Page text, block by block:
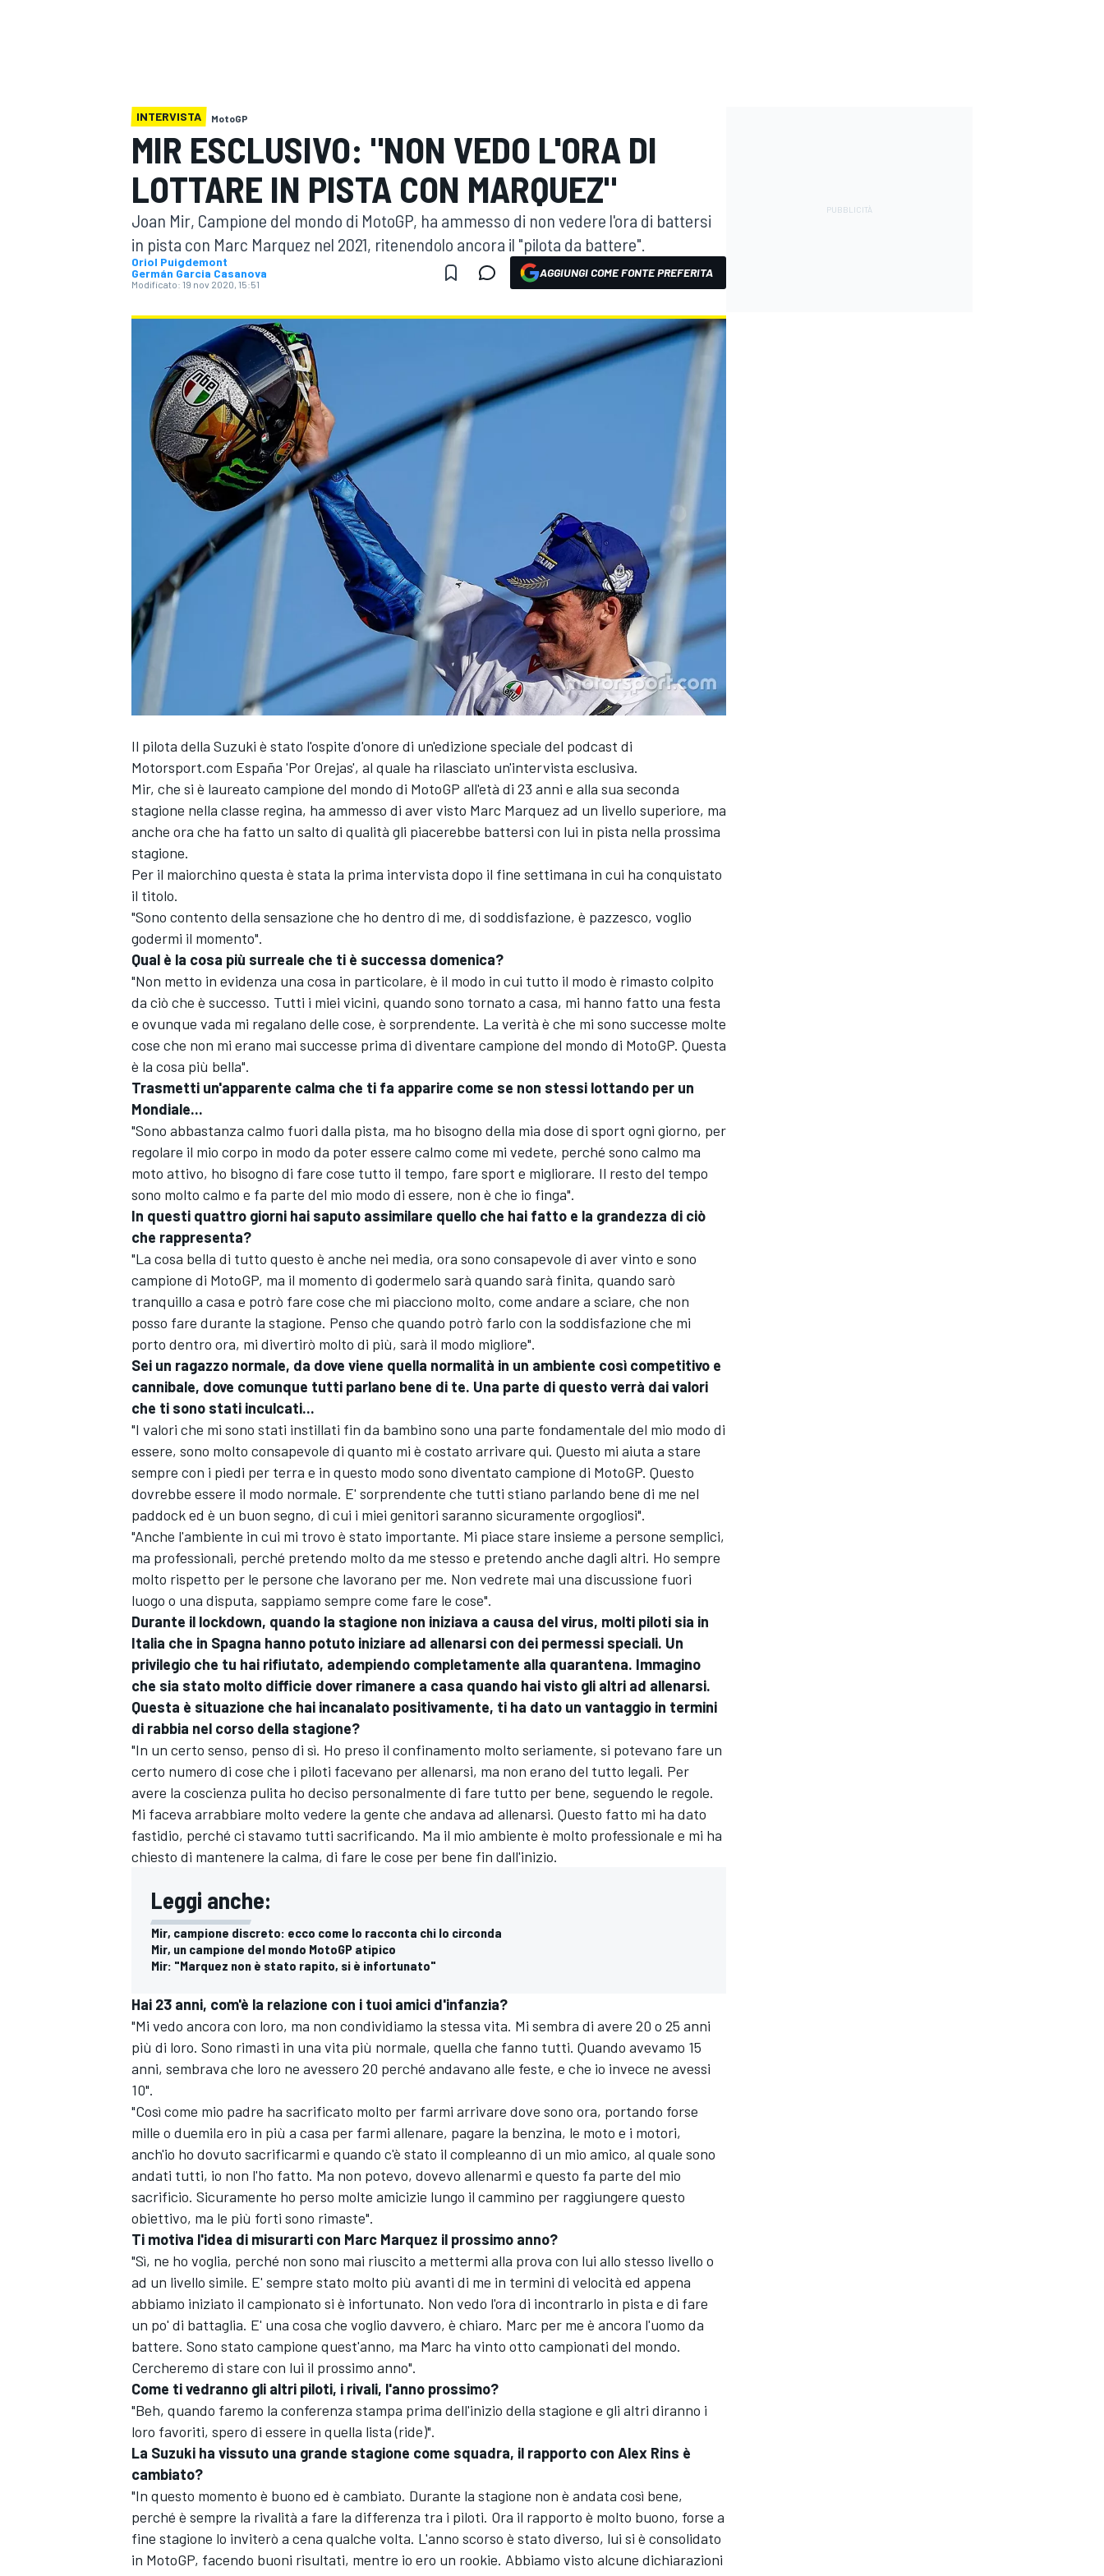
WRC
MONOPOSTO
ENDURANCE/GT
MONOMARCA
RALLY
INTERVISTA MotoGP
MIR ESCLUSIVO: "NON VEDO L'ORA DI
LOTTARE IN PISTA CON MARQUEZ"
Joan Mir, Campione del mondo di MotoGP, ha ammesso di non vedere l'ora di battersi
in pista con Marc Marquez nel 2021, ritenendolo ancora il "pilota da battere".
Oriol Puigdemont
Germán Garcia Casanova
Modificato: 19 nov 2020, 15:51
AGGIUNGI COME FONTE PREFERITA
Il pilota della Suzuki è stato l'ospite d'onore di un'edizione speciale del podcast di
Motorsport.com España 'Por Orejas', al quale ha rilasciato un'intervista esclusiva.
Mir, che si è laureato campione del mondo di MotoGP all'età di 23 anni e alla sua seconda
stagione nella classe regina, ha ammesso di aver visto Marc Marquez ad un livello superiore, ma
anche ora che ha fatto un salto di qualità gli piacerebbe battersi con lui in pista nella prossima
stagione.
Per il maiorchino questa è stata la prima intervista dopo il fine settimana in cui ha conquistato
il titolo.
"Sono contento della sensazione che ho dentro di me, di soddisfazione, è pazzesco, voglio
godermi il momento".
Qual è la cosa più surreale che ti è successa domenica?
"Non metto in evidenza una cosa in particolare, è il modo in cui tutto il modo è rimasto colpito
da ciò che è successo. Tutti i miei vicini, quando sono tornato a casa, mi hanno fatto una festa
e ovunque vada mi regalano delle cose, è sorprendente. La verità è che mi sono successe molte
cose che non mi erano mai successe prima di diventare campione del mondo di MotoGP. Questa
è la cosa più bella".
Trasmetti un'apparente calma che ti fa apparire come se non stessi lottando per un
Mondiale...
"Sono abbastanza calmo fuori dalla pista, ma ho bisogno della mia dose di sport ogni giorno, per
regolare il mio corpo in modo da poter essere calmo come mi vedete, perché sono calmo ma
moto attivo, ho bisogno di fare cose tutto il tempo, fare sport e migliorare. Il resto del tempo
sono molto calmo e fa parte del mio modo di essere, non è che io finga".
In questi quattro giorni hai saputo assimilare quello che hai fatto e la grandezza di ciò
che rappresenta?
"La cosa bella di tutto questo è anche nei media, ora sono consapevole di aver vinto e sono
campione di MotoGP, ma il momento di godermelo sarà quando sarà finita, quando sarò
tranquillo a casa e potrò fare cose che mi piacciono molto, come andare a sciare, che non
posso fare durante la stagione. Penso che quando potrò farlo con la soddisfazione che mi
porto dentro ora, mi divertirò molto di più, sarà il modo migliore".
Sei un ragazzo normale, da dove viene quella normalità in un ambiente così competitivo e
cannibale, dove comunque tutti parlano bene di te. Una parte di questo verrà dai valori
che ti sono stati inculcati...
"I valori che mi sono stati instillati fin da bambino sono una parte fondamentale del mio modo di
essere, sono molto consapevole di quanto mi è costato arrivare qui. Questo mi aiuta a stare
sempre con i piedi per terra e in questo modo sono diventato campione di MotoGP. Questo
dovrebbe essere il modo normale. E' sorprendente che tutti stiano parlando bene di me nel
paddock ed è un buon segno, di cui i miei genitori saranno sicuramente orgogliosi".
"Anche l'ambiente in cui mi trovo è stato importante. Mi piace stare insieme a persone semplici,
ma professionali, perché pretendo molto da me stesso e pretendo anche dagli altri. Ho sempre
molto rispetto per le persone che lavorano per me. Non vedrete mai una discussione fuori
luogo o una disputa, sappiamo sempre come fare le cose".
Durante il lockdown, quando la stagione non iniziava a causa del virus, molti piloti sia in
Italia che in Spagna hanno potuto iniziare ad allenarsi con dei permessi speciali. Un
privilegio che tu hai rifiutato, adempiendo completamente alla quarantena. Immagino
che sia stato molto difficie dover rimanere a casa quando hai visto gli altri ad allenarsi.
Questa è situazione che hai incanalato positivamente, ti ha dato un vantaggio in termini
di rabbia nel corso della stagione?
"In un certo senso, penso di sì. Ho preso il confinamento molto seriamente, si potevano fare un
certo numero di cose che i piloti facevano per allenarsi, ma non erano del tutto legali. Per
avere la coscienza pulita ho deciso personalmente di fare tutto per bene, seguendo le regole.
Mi faceva arrabbiare molto vedere la gente che andava ad allenarsi. Questo fatto mi ha dato
fastidio, perché ci stavamo tutti sacrificando. Ma il mio ambiente è molto professionale e mi ha
chiesto di mantenere la calma, di fare le cose per bene fin dall'inizio.
Leggi anche:
Mir, campione discreto: ecco come lo racconta chi lo circonda
Mir, un campione del mondo MotoGP atipico
Mir: "Marquez non è stato rapito, si è infortunato"
Hai 23 anni, com'è la relazione con i tuoi amici d'infanzia?
"Mi vedo ancora con loro, ma non condividiamo la stessa vita. Mi sembra di avere 20 o 25 anni
più di loro. Sono rimasti in una vita più normale, quella che fanno tutti. Quando avevamo 15
anni, sembrava che loro ne avessero 20 perché andavano alle feste, e che io invece ne avessi
10".
"Così come mio padre ha sacrificato molto per farmi arrivare dove sono ora, portando forse
mille o duemila ero in più a casa per farmi allenare, pagare la benzina, le moto e i motori,
anch'io ho dovuto sacrificarmi e quando c'è stato il compleanno di un mio amico, al quale sono
andati tutti, io non l'ho fatto. Ma non potevo, dovevo allenarmi e questo fa parte del mio
sacrificio. Sicuramente ho perso molte amicizie lungo il cammino per raggiungere questo
obiettivo, ma le più forti sono rimaste".
Ti motiva l'idea di misurarti con Marc Marquez il prossimo anno?
"Sì, ne ho voglia, perché non sono mai riuscito a mettermi alla prova con lui allo stesso livello o
ad un livello simile. E' sempre stato molto più avanti di me in termini di velocità ed appena
abbiamo iniziato il campionato si è infortunato. Non vedo l'ora di incontrarlo in pista e di fare
un po' di battaglia. E' una cosa che voglio davvero, è chiaro. Marc per me è ancora l'uomo da
battere. Sono stato campione quest'anno, ma Marc ha vinto otto campionati del mondo.
Cercheremo di stare con lui il prossimo anno".
Come ti vedranno gli altri piloti, i rivali, l'anno prossimo?
"Beh, quando faremo la conferenza stampa prima dell'inizio della stagione e gli altri diranno i
loro favoriti, spero di essere in quella lista (ride)".
La Suzuki ha vissuto una grande stagione come squadra, il rapporto con Alex Rins è
cambiato?
"In questo momento è buono ed è cambiato. Durante la stagione non è andata così bene,
perché è sempre la rivalità a fare la differenza tra i piloti. Ora il rapporto è molto buono, forse a
fine stagione lo inviterò a cena qualche volta. L'anno scorso è stato diverso, lui si è consolidato
in MotoGP, facendo buoni risultati, mentre io ero un rookie. Abbiamo visto alcune dichiarazioni